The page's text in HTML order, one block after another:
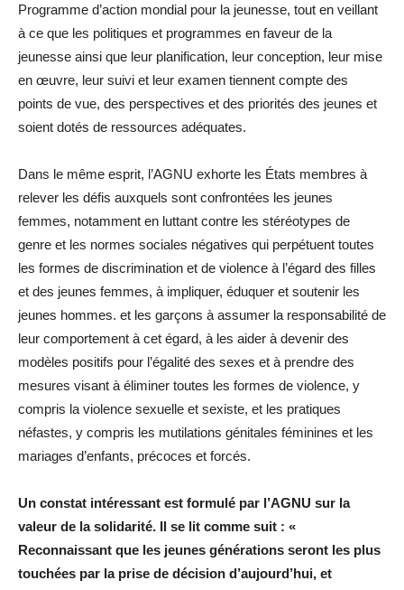
Programme d’action mondial pour la jeunesse, tout en veillant
à ce que les politiques et programmes en faveur de la
jeunesse ainsi que leur planification, leur conception, leur mise
en œuvre, leur suivi et leur examen tiennent compte des
points de vue, des perspectives et des priorités des jeunes et
soient dotés de ressources adéquates.
Dans le même esprit, l’AGNU exhorte les États membres à
relever les défis auxquels sont confrontées les jeunes
femmes, notamment en luttant contre les stéréotypes de
genre et les normes sociales négatives qui perpétuent toutes
les formes de discrimination et de violence à l’égard des filles
et des jeunes femmes, à impliquer, éduquer et soutenir les
jeunes hommes. et les garçons à assumer la responsabilité de
leur comportement à cet égard, à les aider à devenir des
modèles positifs pour l’égalité des sexes et à prendre des
mesures visant à éliminer toutes les formes de violence, y
compris la violence sexuelle et sexiste, et les pratiques
néfastes, y compris les mutilations génitales féminines et les
mariages d’enfants, précoces et forcés.
Un constat intéressant est formulé par l’AGNU sur la
valeur de la solidarité. Il se lit comme suit : «
Reconnaissant que les jeunes générations seront les plus
touchées par la prise de décision d’aujourd’hui, et